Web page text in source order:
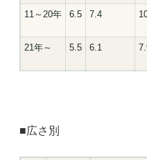
11～20年 6.5 7.4
21年～ 5.5 6.1
■広さ別